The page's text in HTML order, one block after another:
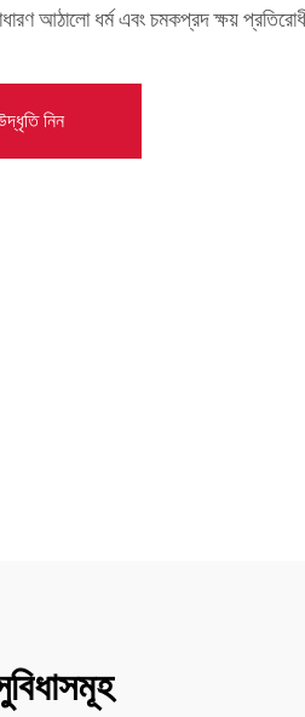
আঠালো ধর্ম এবং চমকপ্রদ ক্ষয়
নিন